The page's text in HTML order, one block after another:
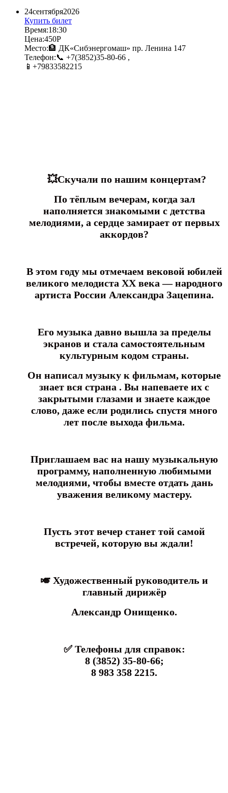
24​сентября​2026​
Купить билет
Время:18:30​
Цена:450Р​
Место:🏦 ДК«Сибэнергомаш» пр. Ленина 147​
Телефон:📞 +7(3852)35-80-66 ,
📱+79833582215
💥Скучали по нашим концертам?
По тёплым вечерам, когда зал
наполняется знакомыми с детства
мелодиями, а сердце замирает от первых
аккордов?
В этом году мы отмечаем вековой юбилей
великого мелодиста XX века —народного
артиста России Александра Зацепина.
Его музыка давно вышла за пределы
экранов и стала самостоятельным
культурным кодом страны.
Он написал музыку к фильмам, которые
знает вся страна . Вы напеваете их с
закрытыми глазами и знаете каждое
слово, даже если родились спустя много
лет после выхода фильма.
Приглашаем вас на нашу музыкальную
программу, наполненную любимыми
мелодиями, чтобы вместе отдать дань
уважения великому мастеру.
Пусть этот вечер станет той самой
встречей, которую вы ждали!
🎺 Художественный руководитель и
главный дирижёр
Александр Онищенко.
✅ Телефоны для справок:
8 (3852) 35-80-66;
8 983 358 2215.